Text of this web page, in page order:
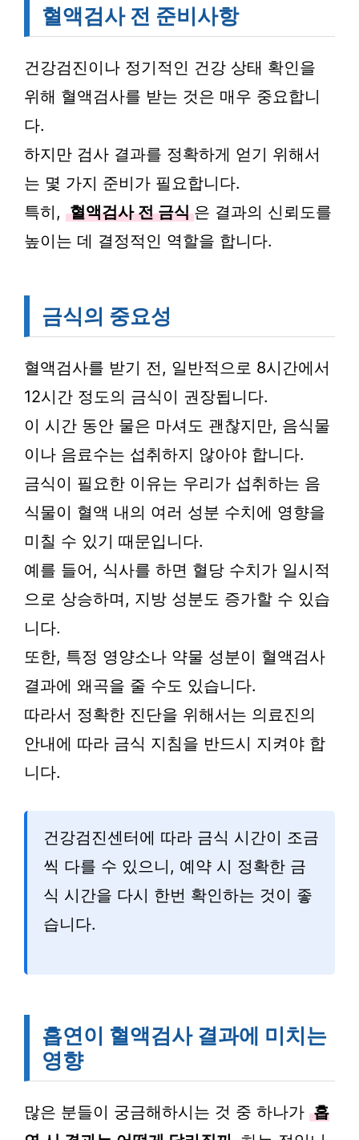
혈액검사 전 준비사항
건강검진이나 정기적인 건강 상태 확인을
위해 혈액검사를 받는 것은 매우 중요합니
다.
하지만 검사 결과를 정확하게 얻기 위해서
는 몇 가지 준비가 필요합니다.
특히, 혈액검사 전 금식 은 결과의 신뢰도를
높이는 데 결정적인 역할을 합니다.
금식의 중요성
혈액검사를 받기 전, 일반적으로 8시간에서
12시간 정도의 금식이 권장됩니다.
이 시간 동안 물은 마셔도 괜찮지만, 음식물
이나 음료수는 섭취하지 않아야 합니다.
금식이 필요한 이유는 우리가 섭취하는 음
식물이 혈액 내의 여러 성분 수치에 영향을
미칠 수 있기 때문입니다.
예를 들어, 식사를 하면 혈당 수치가 일시적
으로 상승하며, 지방 성분도 증가할 수 있습
니다.
또한, 특정 영양소나 약물 성분이 혈액검사
결과에 왜곡을 줄 수도 있습니다.
따라서 정확한 진단을 위해서는 의료진의
안내에 따라 금식 지침을 반드시 지켜야 합
니다.
건강검진센터에 따라 금식 시간이 조금
씩 다를 수 있으니, 예약 시 정확한 금
식 시간을 다시 한번 확인하는 것이 좋
습니다.
흡연이 혈액검사 결과에 미치는
영향
많은 분들이 궁금해하시는 것 중 하나가 흡